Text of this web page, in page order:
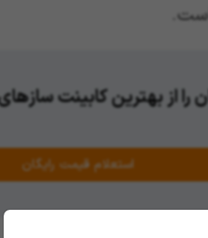
از بهترین کابینت
استعلام قیمت رایگان